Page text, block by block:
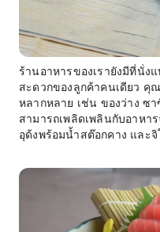
ร้านอาหารของเรายังมีที่นั่ง
สะดวกของลูกค้าคนเดียว คุ
หลากหลาย เช่น ของว่าง ซ
สามารถเพลิดเพลินกับอาหา
อุด้งพร้อมน้ำสต๊อกคาง และ